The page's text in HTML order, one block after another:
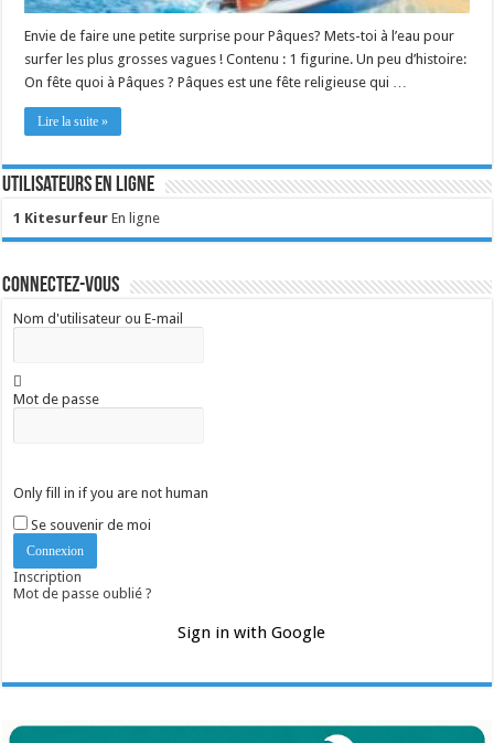
Envie de faire une petite surprise pour Pâques? Mets-toi à l’eau pour
surfer les plus grosses vagues ! Contenu : 1 figurine. Un peu d’histoire:
On fête quoi à Pâques ? Pâques est une fête religieuse qui …
Lire la suite »
Utilisateurs en ligne
1 Kitesurfeur En ligne
Connectez-vous
Nom d'utilisateur ou E-mail
Mot de passe
Only fill in if you are not human
Se souvenir de moi
Inscription
Mot de passe oublié ?
Sign in with Google